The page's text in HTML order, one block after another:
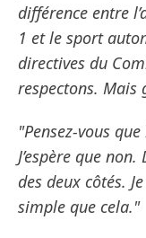
différence entre
1 et le sport
directives du
respectons. Mais
"Pensez-vous
J’espère que
des deux côtés.
simple que cela."